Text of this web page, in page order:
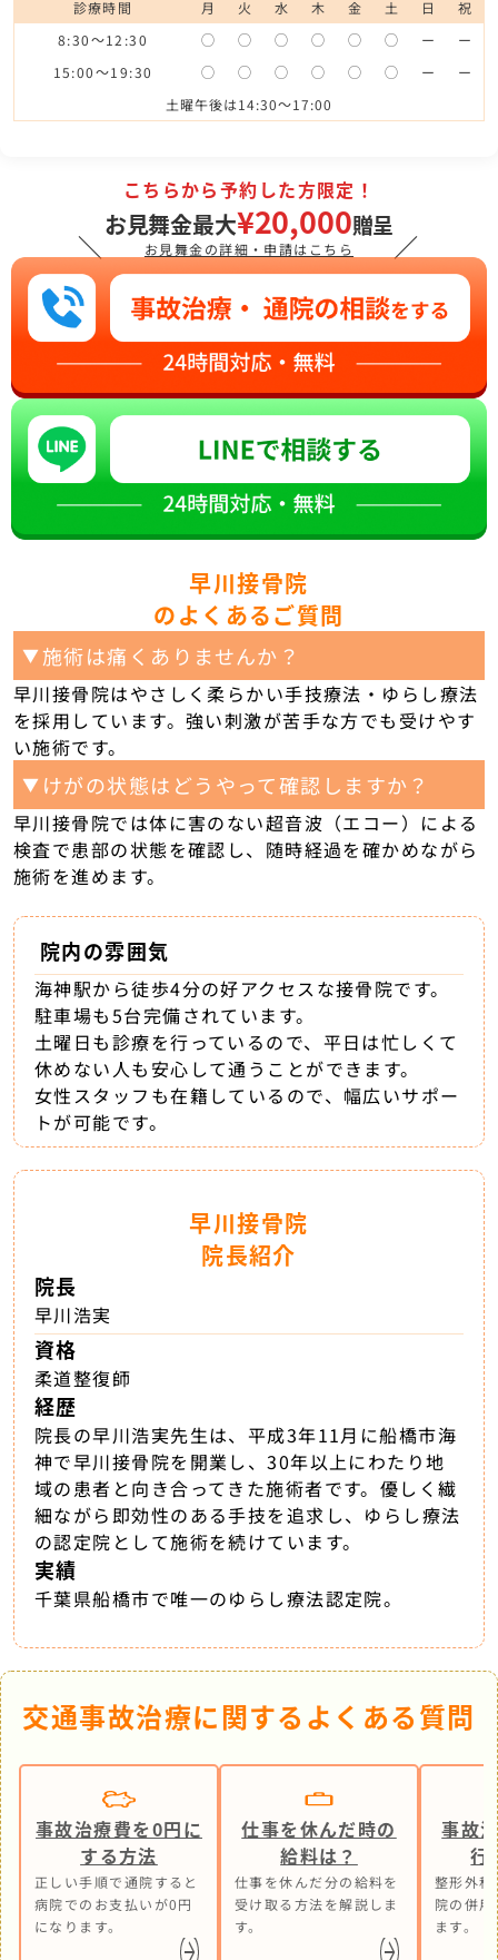
診療時間 月 火 水 木 金 土 日
祝
8:30～12:30
◯ ◯ ◯ ◯ ◯ ◯ ー
ー
15:00～19:30
◯ ◯ ◯ ◯ ◯ ◯ ー
ー
土曜午後は14:30～17:00
＼
こちらから予約した方限定！
お見舞金最大¥20,000贈呈
お見舞金の詳細・申請はこちら ／
早川接骨院
のよくあるご質問
▼施術は痛くありませんか？
早川接骨院はやさしく柔らかい手技療法・ゆらし療法
を採用しています。強い刺激が苦手な方でも受けやす
い施術です。
▼ けがの状態はどうやって確認しますか？
早川接骨院では体に害のない超音波（エコー）による
検査で患部の状態を確認し、随時経過を確かめながら
施術を進めます。
院内の雰囲気
海神駅から徒歩4分の好アクセスな接骨院です。
駐車場も5台完備されています。
土曜日も診療を行っているので、平日は忙しくて
休めない人も安心して通うことができます。
女性スタッフも在籍しているので、幅広いサポー
トが可能です。
早川接骨院
院長紹介
院長
早川浩実
資格
柔道整復師
経歴
院長の早川浩実先生は、平成3年11月に船橋市海
神で早川接骨院を開業し、30年以上にわたり地
域の患者と向き合ってきた施術者です。優しく繊
細ながら即効性のある手技を追求し、ゆらし療法
の認定院として施術を続けています。
実績
千葉県船橋市で唯一のゆらし療法認定院。
交通事故治療に関するよくある質問
事故治療費を0円に
する方法
正しい手順で通院すると
病院でのお支払いが0円
になります。
仕事を休んだ時の
給料は？
仕事を休んだ分の給料を
受け取る方法を解説しま
す。
事故
行
整形外
院の併
ます。